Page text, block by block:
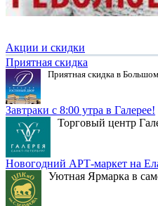
Акции и скидки
Приятная скидка
Приятная скидка в
Завтраки с 8:00 утра в Галерее!
Торговый центр
Новогодний АРТ-маркет на
Уютная Ярмарка в